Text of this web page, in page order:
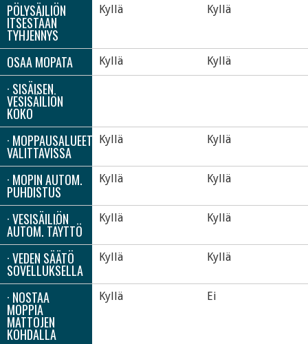
PÖLYSÄILIÖN
ITSESTÄÄN
TYHJENNYS
Kyllä Kyllä
OSAA MOPATA Kyllä Kyllä
· SISÄISEN
VESISÄILIÖN
KOKO
· MOPPAUSALUEET
VALITTAVISSA
Kyllä Kyllä
· MOPIN AUTOM.
PUHDISTUS
Kyllä Kyllä
· VESISÄILIÖN
AUTOM. TÄYTTÖ
Kyllä Kyllä
· VEDEN SÄÄTÖ
SOVELLUKSELLA
Kyllä Kyllä
· NOSTAA
MOPPIA
MATTOJEN
KOHDALLA
Kyllä Ei